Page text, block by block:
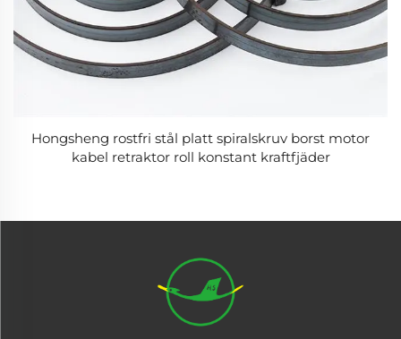
Hongsheng rostfri stål platt spiralskruv borst motor
kabel retraktor roll konstant kraftfjäder